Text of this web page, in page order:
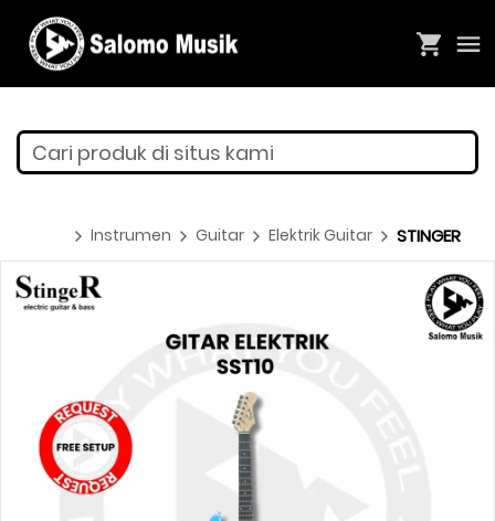
Cari produk di situs kami
Instrumen Guitar Elektrik Guitar STINGER